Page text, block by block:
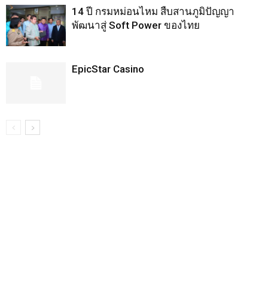
14 ปี กรมหม่อนไหม สืบสานภูมิปัญญา
พัฒนาสู่ Soft Power ของไทย
EpicStar Casino